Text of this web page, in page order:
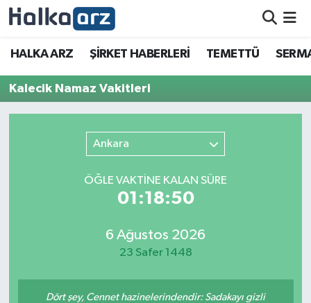
HALKA ARZ ŞİRKET HABERLERİ TEMETTÜ
Kalecik Namaz Vakitleri
Ankara
ÖĞLE VAKTİNE KALAN SÜRE
01:18:50
6 Ağustos 2026
23 Safer 1448
Dört şey, Cennet hazinelerindendir: Sadakayı gizli
HALKA ARZ
SERMAYE ARTIRIMI
TEMETTÜ